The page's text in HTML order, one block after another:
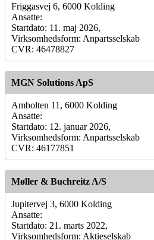
Friggasvej 6, 6000 Kolding
Ansatte:
Startdato: 11. maj 2026,
Virksomhedsform: Anpartsselskab
CVR: 46478827
MGN Solutions ApS
Ambolten 11, 6000 Kolding
Ansatte:
Startdato: 12. januar 2026,
Virksomhedsform: Anpartsselskab
CVR: 46177851
Møller & Buchreitz A/S
Jupitervej 3, 6000 Kolding
Ansatte:
Startdato: 21. marts 2022,
Virksomhedsform: Aktieselskab